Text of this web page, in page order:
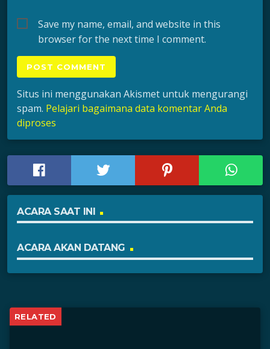
Save my name, email, and website in this
browser for the next time I comment.
Situs ini menggunakan Akismet untuk mengurangi
spam. Pelajari bagaimana data komentar Anda
diproses
ACARA SAAT INI
ACARA AKAN DATANG
RELATED